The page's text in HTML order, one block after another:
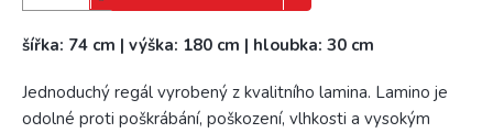
šířka: 74 cm | výška: 180 cm | hloubka: 30 cm
Jednoduchý regál vyrobený z kvalitního lamina. Lamino je
odolné proti poškrábání, poškození, vlhkosti a vysokým